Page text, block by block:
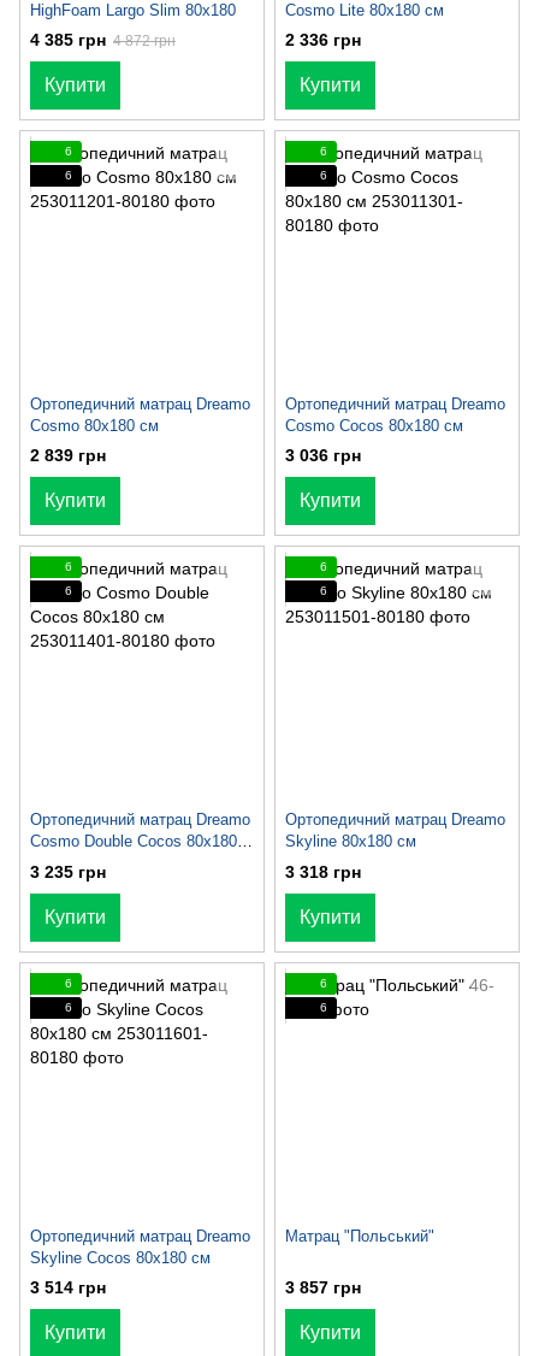
HighFoam Largo Slim 80x180
4 385 грн 4 872 грн
Купити
Cosmo Lite 80x180 см
2 336 грн
Купити
6
6
Ортопедичний матрац Dreamo
Cosmo 80x180 см
2 839 грн
Купити
6
6
Ортопедичний матрац Dreamo
Cosmo Cocos 80x180 см
3 036 грн
Купити
6
6
Ортопедичний матрац Dreamo
Cosmo Double Cocos 80x180
см
3 235 грн
Купити
6
6
Ортопедичний матрац Dreamo
Skyline 80x180 см
3 318 грн
Купити
6
6
Ортопедичний матрац Dreamo
Skyline Cocos 80x180 см
3 514 грн
Купити
6
6
Матрац "Польський"
3 857 грн
Купити